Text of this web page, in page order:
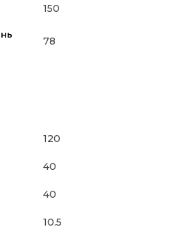
150
78
120
40
40
10.5